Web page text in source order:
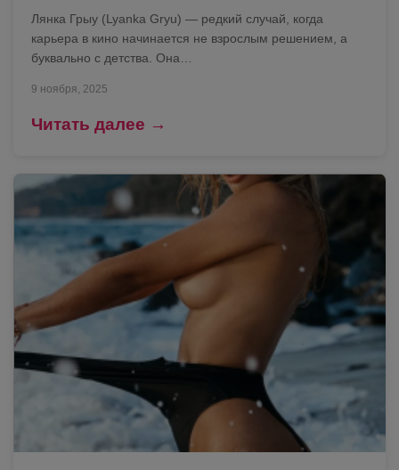
Лянка Грыу (Lyanka Gryu) — редкий случай, когда
карьера в кино начинается не взрослым решением, а
буквально с детства. Она…
9 ноября, 2025
Читать далее →